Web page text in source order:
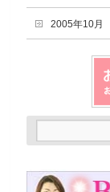
2005年10月